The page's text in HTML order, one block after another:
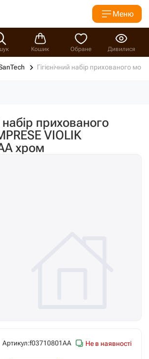
Меню
Кошик Обране Дивилися
Гігієнічний набір прихованого
набір прихованого
VIOLIK
хром
Артикул:f03710801AA Не в наявності